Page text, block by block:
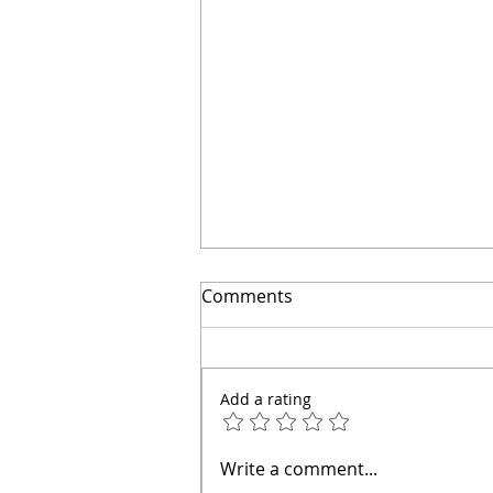
El secreto para ahorrar
Comments
Add a rating
Write a comment...